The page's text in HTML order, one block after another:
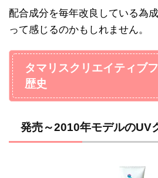
配合成分を毎年改良している為
って感じるのかもしれません。
タマリスクリエイティブ
歴史
発売～2010年モデルのUV